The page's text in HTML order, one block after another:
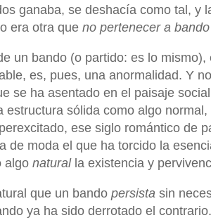
ganaba, se deshacía como tal, y
era otra que no pertenecer a
un bando (o partido: es lo
es, pues, una anormalidad. Y
se ha asentado en el paisaje
estructura sólida como algo
ese siglo romántico de
de moda el que ha torcido la
algo naturalla existencia y
que un bando persista sin
ya ha sido derrotado el